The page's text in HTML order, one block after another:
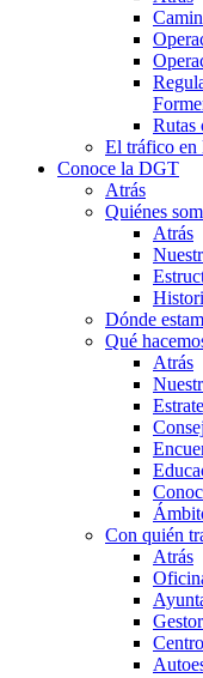
Rutas
El tráfico en
Conoce la DGT
Atrás
Quiénes
Atrás
Dónde
Qué
Atrás
Con quién
Atrás